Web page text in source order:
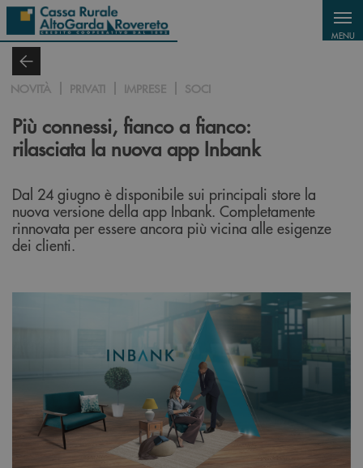
Salta al contenuto principale
MENU
NOVITÀ PRIVATI IMPRESE SOCI
Più connessi, fianco a fianco:
rilasciata la nuova app Inbank
Dal 24 giugno è disponibile sui principali store la
nuova versione della app Inbank. Completamente
rinnovata per essere ancora più vicina alle esigenze
dei clienti.